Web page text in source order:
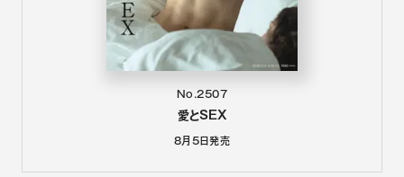
No.2507
愛とSEX
8月5日発売